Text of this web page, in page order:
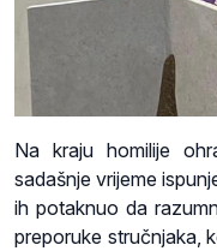
Na kraju homilije
sadašnje vrijeme
ih potaknuo da
preporuke stručnjaka,